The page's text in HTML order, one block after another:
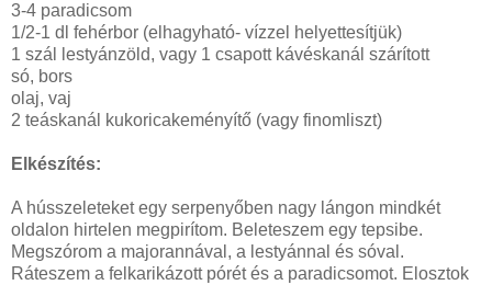
3-4 paradicsom
1/2-1 dl fehérbor (elhagyható- vízzel helyettesítjük)
1 szál lestyánzöld, vagy 1 csapott kávéskanál szárított
só, bors
olaj, vaj
2 teáskanál kukoricakeményítő (vagy finomliszt)
Elkészítés:
A hússzeleteket egy serpenyőben nagy lángon mindkét
oldalon hirtelen megpirítom. Beleteszem egy tepsibe.
Megszórom a majorannával, a lestyánnal és sóval.
Ráteszem a felkarikázott pórét és a paradicsomot. Elosztok